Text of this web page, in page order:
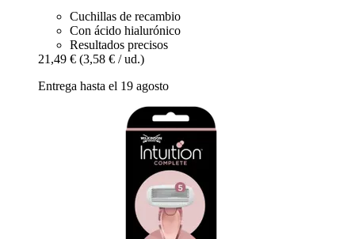
Cuchillas de recambio
Con ácido hialurónico
Resultados precisos
21,49 € (3,58 € / ud.)
Entrega hasta el 19 agosto